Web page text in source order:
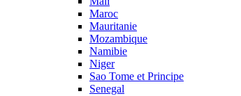
Maroc
Mauritanie
Mozambique
Namibie
Niger
Sao Tome et Principe
Senegal